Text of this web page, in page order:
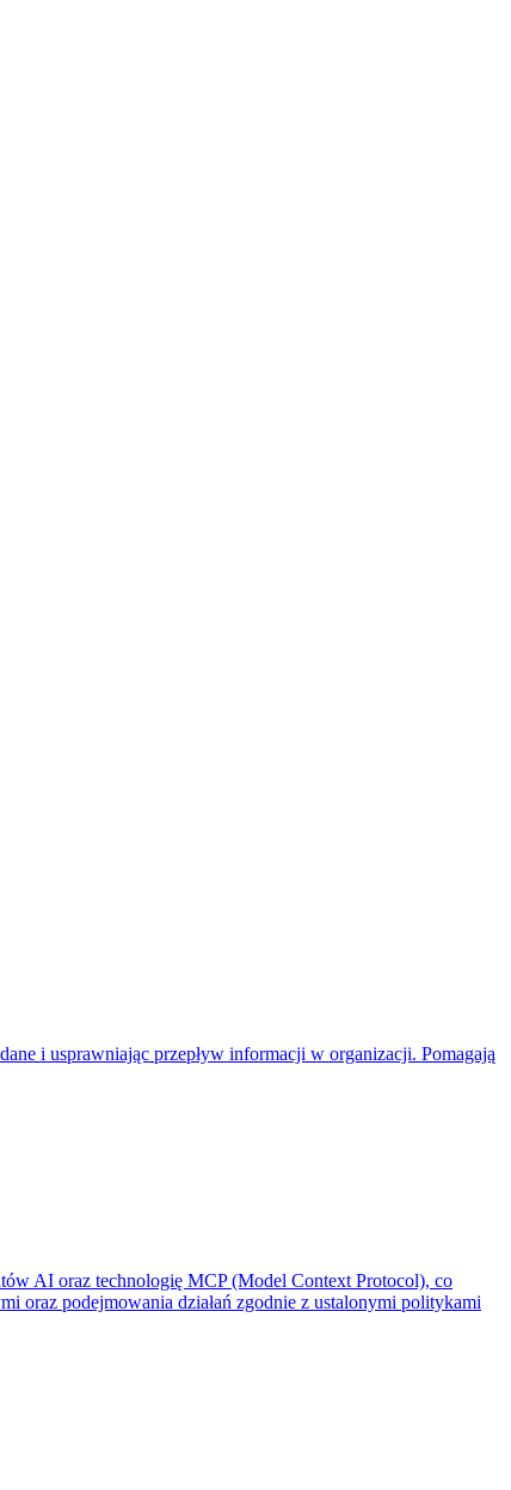
i usprawniając przepływ informacji w organizacji. Pomagają
AI oraz technologię MCP (Model Context Protocol), co
oraz podejmowania działań zgodnie z ustalonymi politykami